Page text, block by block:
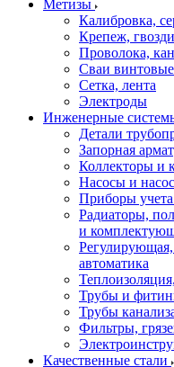
Метизы
Калибровка,
Крепеж,
Проволока,
Сваи винтовые
Сетка, лента
Электроды
Инженерные
Детали
Запорная
Коллекторы и
Насосы и
Приборы
Радиаторы,
и
Регулирующая,
автоматика
Трубы и
Трубы
Фильтры,
Качественные стали